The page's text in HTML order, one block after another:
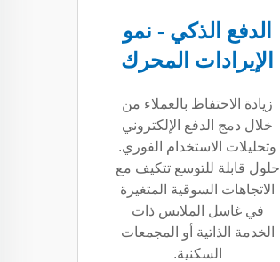
الدفع الذكي - نمو
الإيرادات المحرك
زيادة الاحتفاظ بالعملاء من
خلال دمج الدفع الإلكتروني
وتحليلات الاستخدام الفوري.
حلول قابلة للتوسع تتكيف مع
الاتجاهات السوقية المتغيرة
في غاسل الملابس ذات
الخدمة الذاتية أو المجمعات
السكنية.